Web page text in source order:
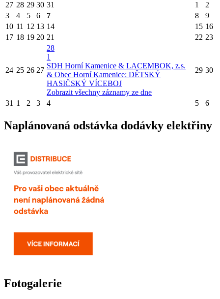
27 28 29 30 31 1
2
3
4 5 6 7 8
9
10 11 12 13 14 15 16
17 18 19 20 21 22 23
24 25 26 27
28
1
SDH Horní Kamenice & LACEMBOK, z.s.
& Obec Horní Kamenice: DĚTSKÝ
HASIČSKÝ VÍCEBOJ
Zobrazit všechny záznamy ze dne
29 30
31 1 2 3 4 5 6
Naplánovaná odstávka dodávky elektřiny
Fotogalerie